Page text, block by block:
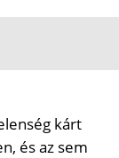
kárt
és az sem